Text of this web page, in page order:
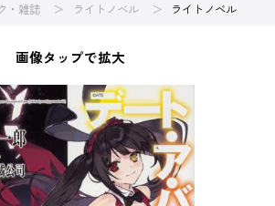
・雑誌 ライトノベル ライトノベル
画像タップで拡大